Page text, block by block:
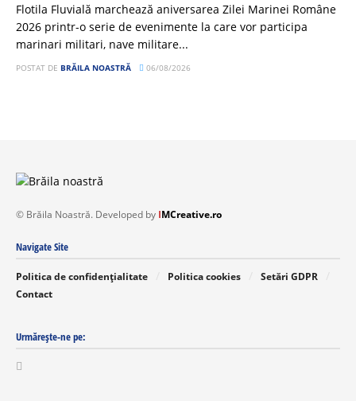
Flotila Fluvială marchează aniversarea Zilei Marinei Române
2026 printr-o serie de evenimente la care vor participa
marinari militari, nave militare...
POSTAT DE BRĂILA NOASTRĂ 06/08/2026
© Brăila Noastră. Developed by IMCreative.ro
Navigate Site
Politica de confidențialitate Politica cookies
Setări GDPR
Contact
Urmărește-ne pe: